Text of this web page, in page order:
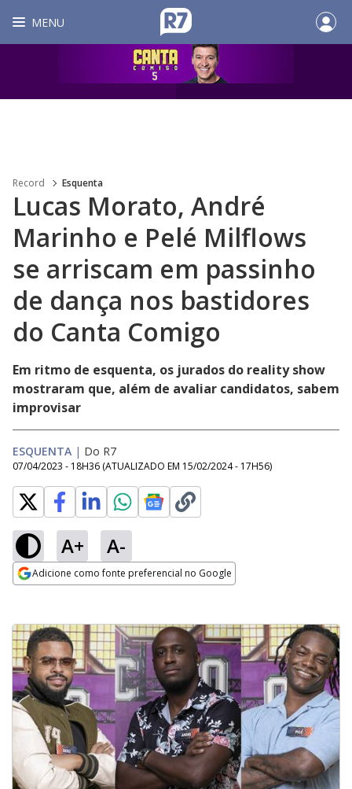
MENU
Record Esquenta
Lucas Morato, André
Marinho e Pelé Milflows
se arriscam em passinho
de dança nos bastidores
do Canta Comigo
Em ritmo de esquenta, os jurados do reality show
mostraram que, além de avaliar candidatos, sabem
improvisar
ESQUENTA | Do R7
07/04/2023 - 18H36 (ATUALIZADO EM 15/02/2024 - 17H56)
A+ A-
Adicione como fonte preferencial no Google